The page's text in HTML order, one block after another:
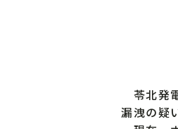
苓北発
漏洩の疑